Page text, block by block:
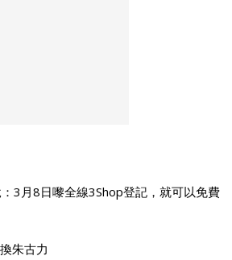
3月8日嚟全線3Shop登記，就可以免費
朱古力